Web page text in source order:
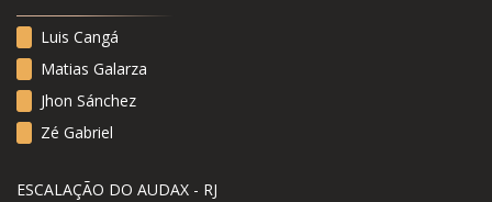
Luis Cangá
Matias Galarza
Jhon Sánchez
Zé Gabriel
ESCALAÇÃO DO AUDAX - RJ